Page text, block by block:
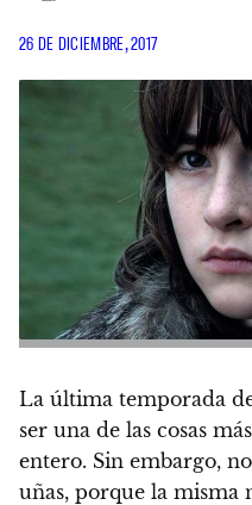
26 DE DICIEMBRE, 2017
La última temporada
ser una de las cosas
entero. Sin embargo,
uñas, porque la misma